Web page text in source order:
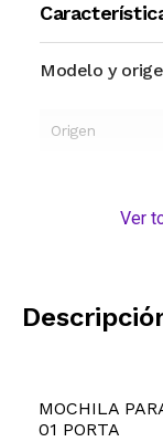
Modelo y
Origen
Ver
MOCHILA
01 PORTA